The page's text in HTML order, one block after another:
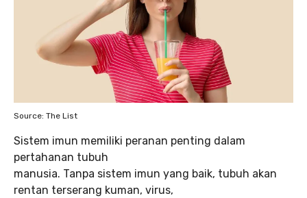
Source: The List
Sistem imun memiliki peranan penting dalam
pertahanan tubuh
manusia. Tanpa sistem imun yang baik, tubuh akan
rentan terserang kuman, virus,